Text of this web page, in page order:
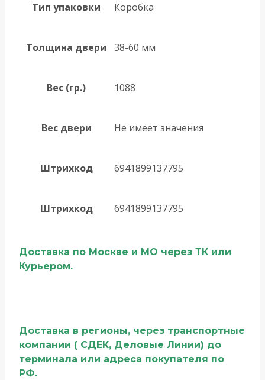
Тип упаковки Коробка
Толщина двери 38-60 мм
Вес (гр.) 1088
Вес двери Не имеет значения
Штрихкод 6941899137795
Штрихкод 6941899137795
Доставка по Москве и МО через ТК или
Курьером.
Доставка в регионы, через транспортные
компании ( СДЕК, Деловые Линии) до
терминала или адреса покупателя по
РФ.